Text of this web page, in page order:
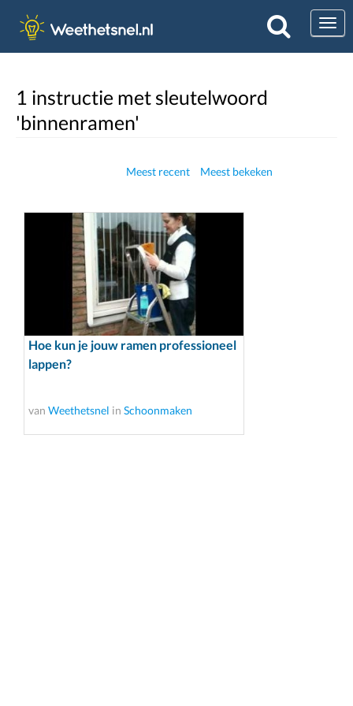
1 instructie met sleutelwoord
'binnenramen'
Meest recent Meest bekeken
Hoe kun je jouw ramen professioneel
lappen?
van Weethetsnel in Schoonmaken